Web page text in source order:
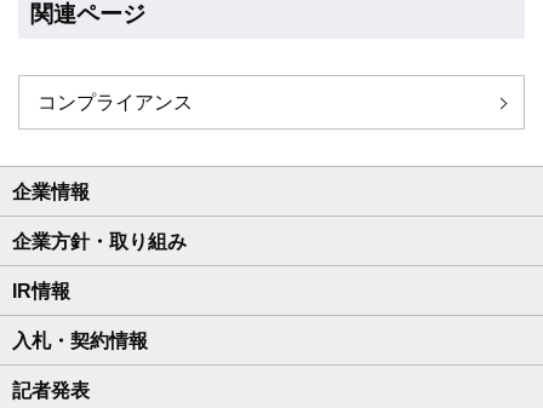
関連ページ
コンプライアンス
企業情報
企業方針・取り組み
IR情報
入札・契約情報
記者発表